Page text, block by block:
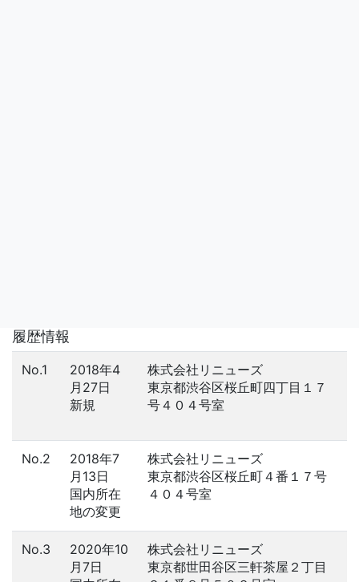
履歴情報
No.1
2018年4
月27日
新規
株式会社リニューズ
東京都渋谷区桜丘町四丁目１７
号４０４号室
No.2
2018年7
月13日
国内所在
地の変更
株式会社リニューズ
東京都渋谷区桜丘町４番１７号
４０４号室
No.3
2020年10
月7日
株式会社リニューズ
東京都世田谷区三軒茶屋２丁目